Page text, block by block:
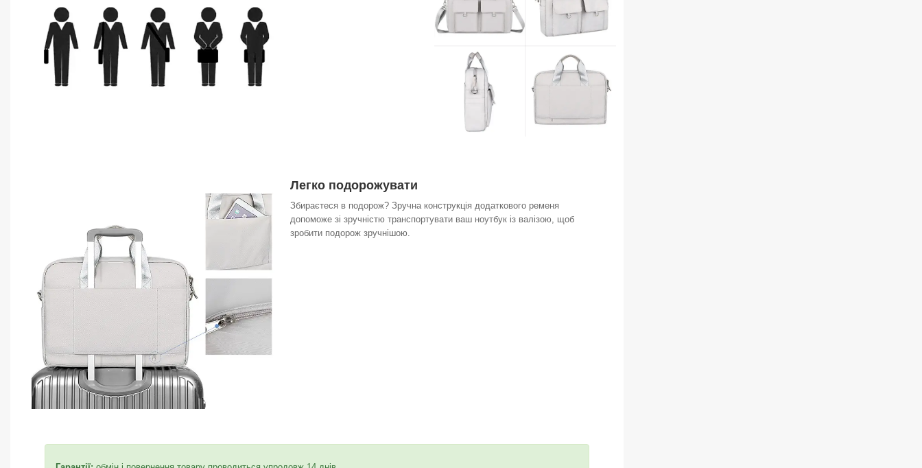
Легко подорожувати
Збираєтеся в подорож? Зручна конструкція додаткового ременя
допоможе зі зручністю транспортувати ваш ноутбук із валізою, щоб
зробити подорож зручнішою.